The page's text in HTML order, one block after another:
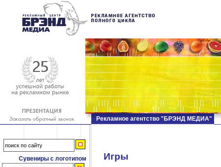
Сувениры с логотипом
Рекламное агентство "БРЭНД МЕДИА"
Игры